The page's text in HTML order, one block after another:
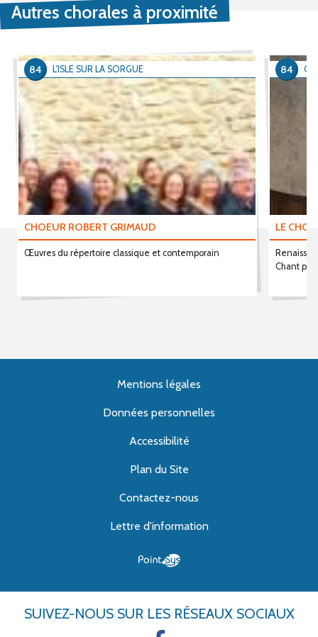
Autres chorales à proximité
CHOEUR ROBERT GRIMAUD
Œuvres du répertoire classique et contemporain
L'ISLE SUR LA SORGUE
84
LE
Chant
84
Mentions légales
Données personnelles
Accessibilité
Plan du Site
Contactez-nous
Lettre d'information
SUIVEZ-NOUS SUR LES RÉSEAUX SOCIAUX